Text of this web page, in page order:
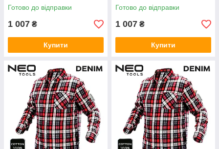
Готово до відправки
1 007 ₴
Купити
Готово до відправки
1 007 ₴
Купити